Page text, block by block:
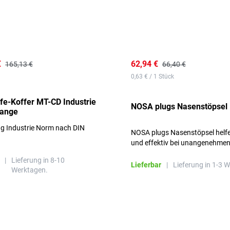
165,13 €
Koffer MT-CD Industrie
Industrie Norm nach DIN
|
Lieferung in 8-10
Werktagen.
62,94 € 66,40 €
0,63 € / 1 Stück
NOSA plugs Nasenstöpsel
NOSA plugs Nasenstöpsel
und effektiv bei unangenehmen
beeinträchtigen.
Lieferbar | Lieferung in 1-3